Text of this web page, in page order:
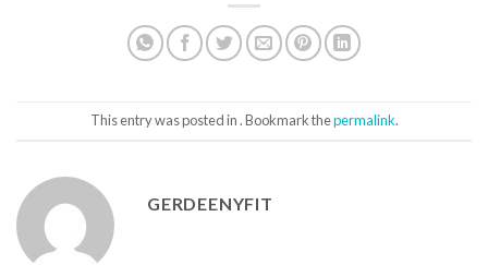
This entry was posted in . Bookmark thepermalink.
GERDEENYFIT